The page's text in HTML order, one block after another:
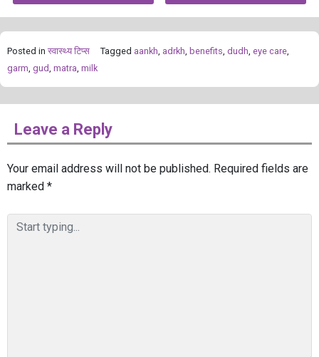
Posted in स्‍वास्‍थ्‍य टिप्‍स Tagged aankh, adrkh, benefits, dudh, eye care,
garm, gud, matra, milk
Leave a Reply
Your email address will not be published. Required fields are
marked *